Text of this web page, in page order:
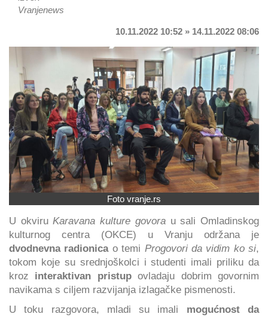
Vranjenews
10.11.2022 10:52 » 14.11.2022 08:06
Foto vranje.rs
U okviruKaravana kulture govorau sali Omladinskog
kulturnog centra (OKCE) u Vranju održana je
dvodnevna radionicao temi Progovori da vidim ko si,
tokom koje su srednjoškolci i studenti imali priliku da
kroz interaktivan pristupovladaju dobrim govornim
navikama s ciljem razvijanja izlagačke pismenosti.
U toku razgovora, mladi su imali mogućnost da